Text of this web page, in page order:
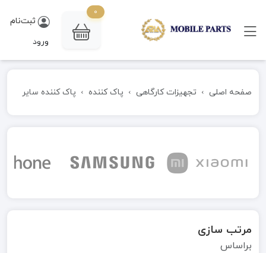
0
ثبت‌نام
ورود
صفحه اصلی تجهیزات کارگاهی پاک کننده پاک کننده سایر
مرتب سازی
براساس